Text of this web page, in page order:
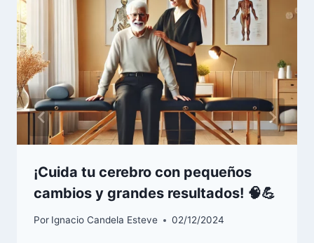
¡Cuida tu cerebro con pequeños
cambios y grandes resultados! 🧠💪
Por Ignacio Candela Esteve 02/12/2024